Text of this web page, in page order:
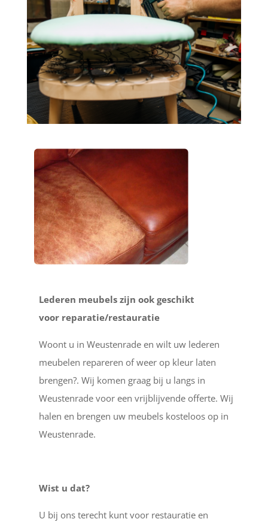
Lederen meubels zijn ook geschikt
voor reparatie/restauratie
Woont u in Weustenrade en wilt uw lederen
meubelen repareren of weer op kleur laten
brengen?. Wij komen graag bij u langs in
Weustenrade voor een vrijblijvende offerte. Wij
halen en brengen uw meubels kosteloos op in
Weustenrade.
Wist u dat?
U bij ons terecht kunt voor restauratie en